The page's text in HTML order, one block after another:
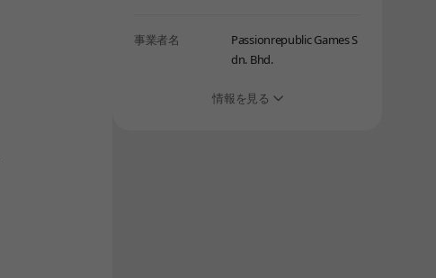
事業者名
Passionrepublic Games S
dn. Bhd.
情報を見る